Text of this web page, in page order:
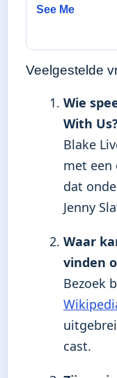
See Me
Veelgestelde
Wie
With Us?
Blake
met een
dat
Jenny
Waar
vinden
Bezoek
cast.